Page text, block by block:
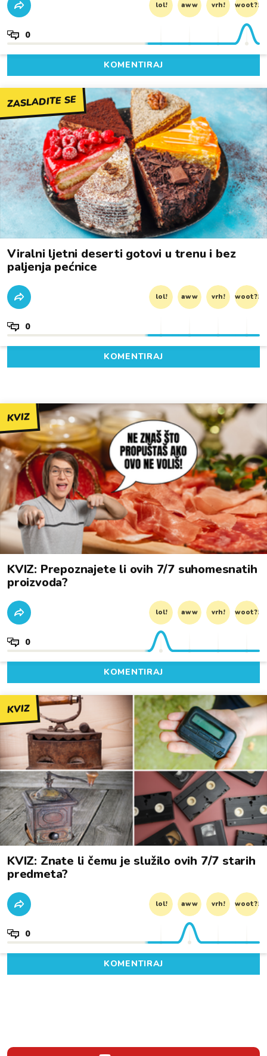
lol! aww vrh! woot?!
0
KOMENTIRAJ
ZASLADITE SE
Viralni ljetni deserti gotovi u trenu i bez
paljenja pećnice
lol! aww vrh! woot?!
0
KOMENTIRAJ
KVIZ
KVIZ: Prepoznajete li ovih 7/7 suhomesnatih
proizvoda?
lol! aww vrh! woot?!
0
KOMENTIRAJ
KVIZ
KVIZ: Znate li čemu je služilo ovih 7/7 starih
predmeta?
lol! aww vrh! woot?!
0
KOMENTIRAJ